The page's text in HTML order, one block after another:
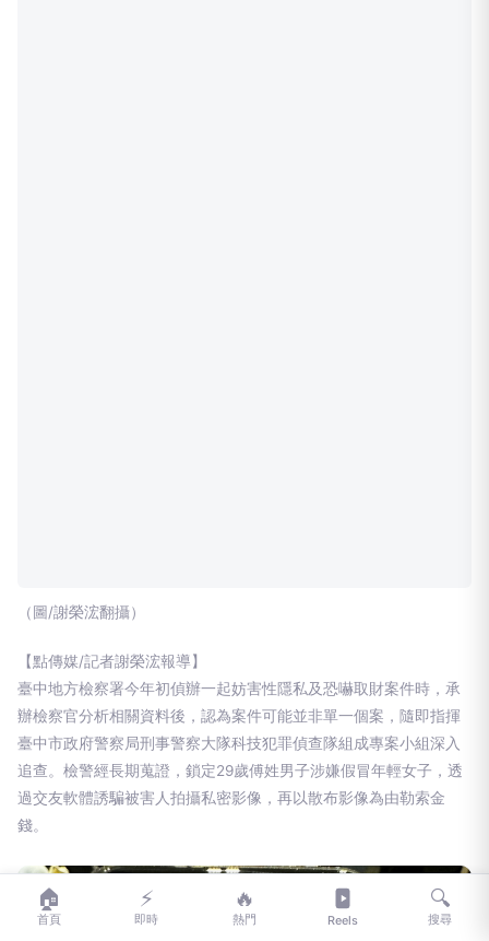
（圖/謝榮浤翻攝）
【點傳媒/記者謝榮浤報導】
臺中地方檢察署今年初偵辦一起妨害性隱私及恐嚇取財案件時，承
辦檢察官分析相關資料後，認為案件可能並非單一個案，隨即指揮
臺中市政府警察局刑事警察大隊科技犯罪偵查隊組成專案小組深入
追查。檢警經長期蒐證，鎖定29歲傅姓男子涉嫌假冒年輕女子，透
過交友軟體誘騙被害人拍攝私密影像，再以散布影像為由勒索金
錢。
🏠
首頁
⚡
即時
🔥
熱門 Reels
🔍
搜尋